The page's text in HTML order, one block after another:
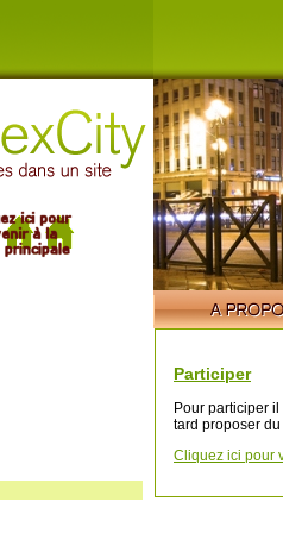
Participer
Pour participer
tard proposer
Cliquez ici pour